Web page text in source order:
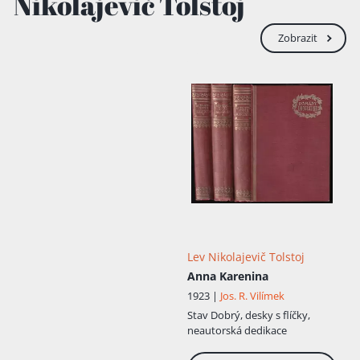
se učit.” Vrátil se uprostřed svých studií do
Jasné Poljany, kde se chtěl věnovat
sebevzdělávání. Do svého deníku si
zaznamenal soubor pravidel a cílů, které
hodně času trávil v Moskvě a Petrohradu
mezi aristokratickou mládeží a věnoval se
karetním hrám. Poté, co zaplatil těžké
dluhy z hazardu, Tolstoj doprovázel v roce
1851 svého staršího bratra na Kavkaz a v
roce 1853 vstoupil do ruské armády. Na
Kavkaze se Tolstoj začal věnovat literární
tvorbě. Roku 1852 byla v časopise
velký úspěch u čtenářů a byla příznivě
hodnocena i odbornou kritikou. Jako
podporučík se zúčastnil bitvy o
Sevastopol během krymské války a získal
Zobrazit
Lev Nikolajevič Tolstoj
Anna Karenina
1923 | Jos. R. Vilímek
Stav Dobrý, desky s flíčky,
neautorská dedikace